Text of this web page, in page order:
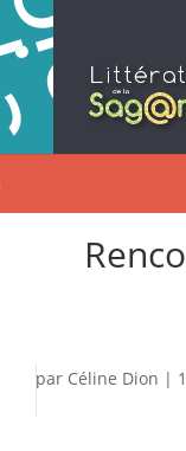
par Céline Dion |